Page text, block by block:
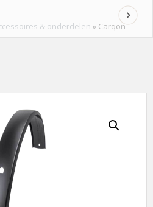
& onderdelen » Carqon